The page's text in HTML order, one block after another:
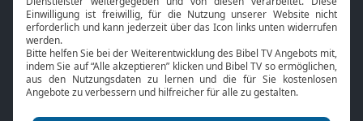
Bibel TV
Über uns
Jobs
Service
Kontakt
TV-Empfang